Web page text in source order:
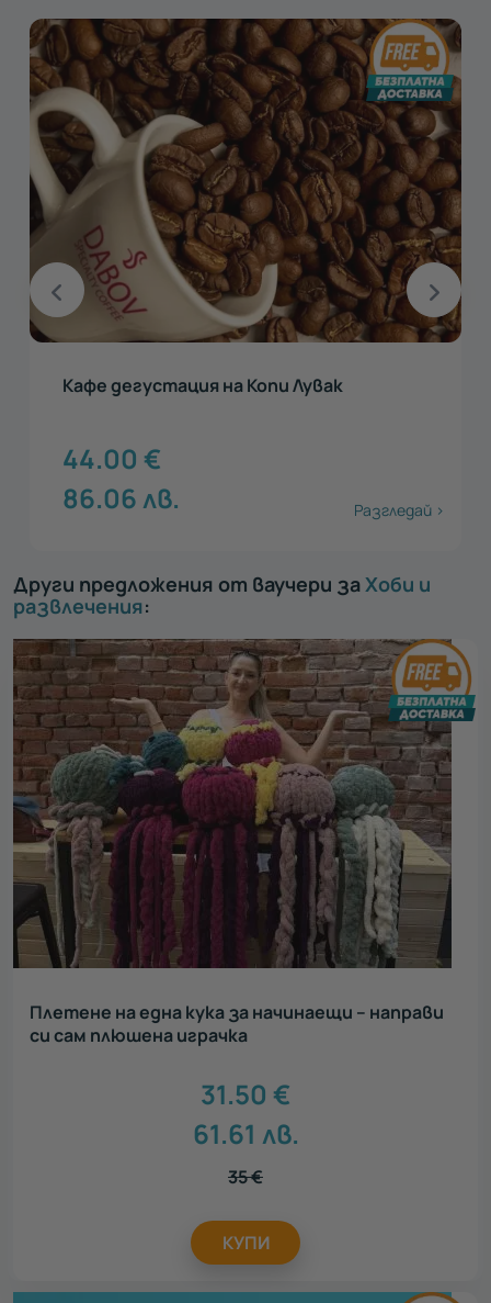
Кафе дегустация на Копи Лувак
44.00 €
86.06лв. Разгледай >
Други предложения от ваучери заХоби и
развлечения:
Плетене на една кука за начинаещи – направи
си сам плюшена играчка
31.50 €
61.61 лв.
35€
КУПИ